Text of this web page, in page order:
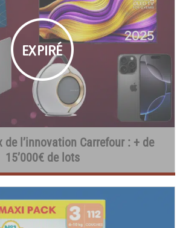
de l’innovation Carrefour : + de
15’000€ de lots